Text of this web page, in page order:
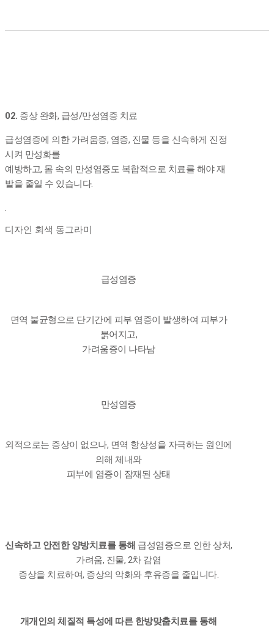
02. 증상 완화, 급성/만성염증 치료
급성염증에 의한 가려움증, 염증, 진물 등을 신속하게 진정
시켜 만성화를
예방하고, 몸 속의 만성염증도 복합적으로 치료를 해야 재
발을 줄일 수 있습니다.
.
디자인 회색 동그라미
급성염증
면역 불균형으로 단기간에 피부 염증이 발생하여 피부가
붉어지고,
가려움증이 나타남
만성염증
외적으로는 증상이 없으나, 면역 항상성을 자극하는 원인에
의해 체내와
피부에 염증이 잠재된 상태
신속하고 안전한 양방치료를 통해 급성염증으로 인한 상처,
가려움, 진물, 2차 감염
증상을 치료하여, 증상의 악화와 후유증을 줄입니다.
개개인의 체질적 특성에 따른 한방맞춤치료를 통해